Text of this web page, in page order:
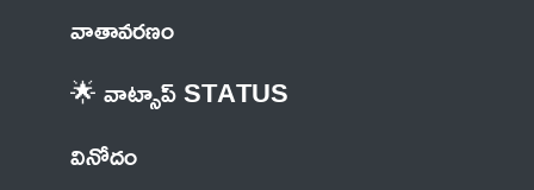
వాతావరణం
🌟 వాట్సాప్ STATUS
వినోదం